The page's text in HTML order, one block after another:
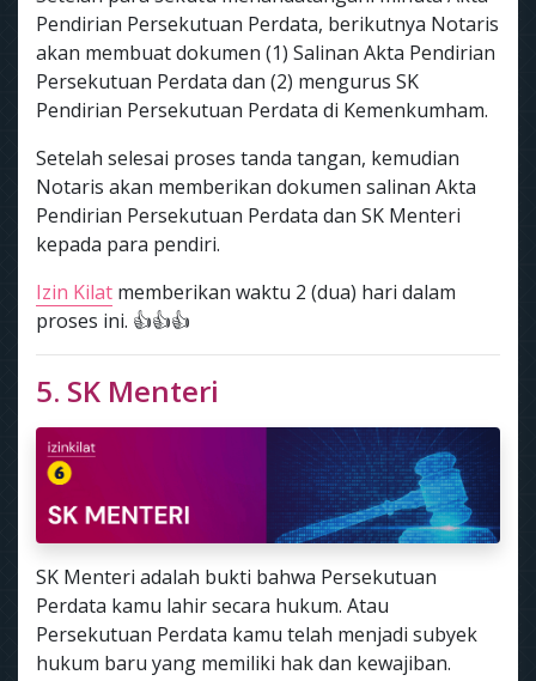
Pendirian Persekutuan Perdata, berikutnya Notaris
akan membuat dokumen (1) Salinan Akta Pendirian
Persekutuan Perdata dan (2) mengurus SK
Pendirian Persekutuan Perdata di Kemenkumham.
Setelah selesai proses tanda tangan, kemudian
Notaris akan memberikan dokumen salinan Akta
Pendirian Persekutuan Perdata dan SK Menteri
kepada para pendiri.
Izin Kilat memberikan waktu 2 (dua) hari dalam
proses ini. 👍👍👍
5. SK Menteri
SK Menteri adalah bukti bahwa Persekutuan
Perdata kamu lahir secara hukum. Atau
Persekutuan Perdata kamu telah menjadi subyek
hukum baru yang memiliki hak dan kewajiban.